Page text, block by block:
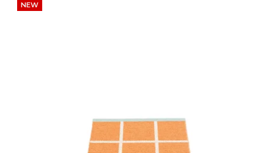
NEW